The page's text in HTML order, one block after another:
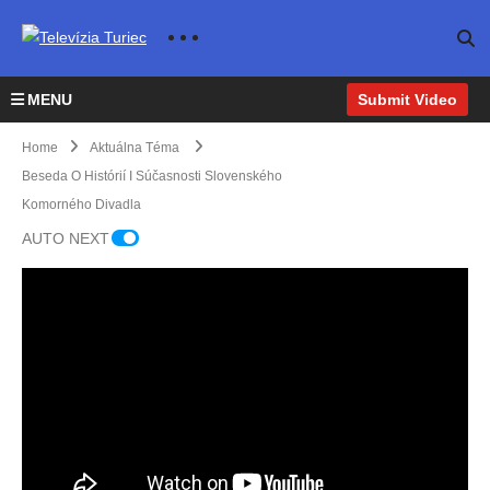
MENU Submit Video
Home
Aktuálna Téma
Beseda O Histórií I Súčasnosti Slovenského
Komorného Divadla
AUTO NEXT
S
posl
da o
Udal